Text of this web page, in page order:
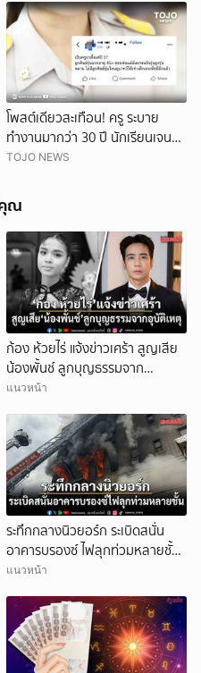
โพสต์เดียวสะเทือน! ครู ระบาย
ทำงานมากว่า 30 ปี นักเรียนเจนนี้
อุบาxว์ที่สุด
TOJO NEWS
ณ
ก้อง ห้วยไร่ แจ้งข่าวเศร้า สูญเสีย
น้องพั้นช์ ลูกบุญธรรมจาก
อุบัติเหตุ
แนวหน้า
ระทึกกลางนิวยอร์ก ระเบิดสนั่น
อาคารบรองซ์ ไฟลุกท่วมหลายชั้น
ดับ 1 ราย เจ็บอื้อ
แนวหน้า